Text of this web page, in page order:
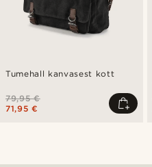
Tumehall kanvasest kott
79,95 €
71,95 €